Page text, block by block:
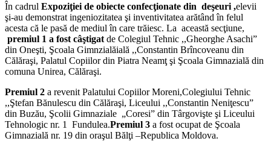
În cadrul Expoziţiei de obiecte confecţionate din deşeuri ,elevii
şi-au demonstrat ingeniozitatea şi inventivitatea arătând în felul
acesta că le pasă de mediul în care trăiesc. La această secţiune,
premiul 1 a fost câştigat de Colegiul Tehnic ,,Gheorghe Asachi”
din Oneşti, Şcoala Gimnzialăială ,,Constantin Brîncoveanu din
Călăraşi, Palatul Copiilor din Piatra Neamţ şi Şcoala Gimnazială din
comuna Unirea, Călăraşi.
Premiul 2 a revenit Palatului Copiilor Moreni,Colegiului Tehnic
,,Ştefan Bănulescu din Călăraşi, Liceului ,,Constantin Neniţescu”
din Buzău, Şcolii Gimnaziale „Coresi” din Târgovişte şi Liceului
Tehnologic nr. 1 Fundulea.Premiul 3 a fost ocupat de Şcoala
Gimnazială nr. 19 din oraşul Bălţi –Republica Moldova.